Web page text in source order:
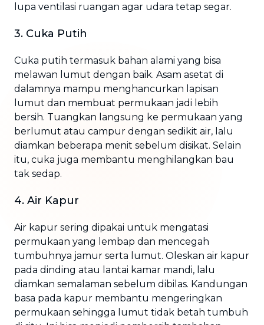
lupa ventilasi ruangan agar udara tetap segar.
3. Cuka Putih
Cuka putih termasuk bahan alami yang bisa
melawan lumut dengan baik. Asam asetat di
dalamnya mampu menghancurkan lapisan
lumut dan membuat permukaan jadi lebih
bersih. Tuangkan langsung ke permukaan yang
berlumut atau campur dengan sedikit air, lalu
diamkan beberapa menit sebelum disikat. Selain
itu, cuka juga membantu menghilangkan bau
tak sedap.
4. Air Kapur
Air kapur sering dipakai untuk mengatasi
permukaan yang lembap dan mencegah
tumbuhnya jamur serta lumut. Oleskan air kapur
pada dinding atau lantai kamar mandi, lalu
diamkan semalaman sebelum dibilas. Kandungan
basa pada kapur membantu mengeringkan
permukaan sehingga lumut tidak betah tumbuh